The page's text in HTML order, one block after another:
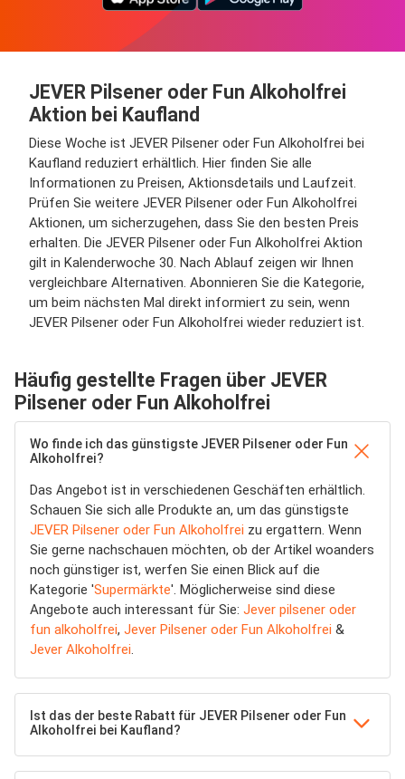
JEVER Pilsener oder Fun Alkoholfrei
Aktion bei Kaufland
Diese Woche ist JEVER Pilsener oder Fun Alkoholfrei bei
Kaufland reduziert erhältlich. Hier finden Sie alle
Informationen zu Preisen, Aktionsdetails und Laufzeit.
Prüfen Sie weitere JEVER Pilsener oder Fun Alkoholfrei
Aktionen, um sicherzugehen, dass Sie den besten Preis
erhalten. Die JEVER Pilsener oder Fun Alkoholfrei Aktion
gilt in Kalenderwoche 30. Nach Ablauf zeigen wir Ihnen
vergleichbare Alternativen. Abonnieren Sie die Kategorie,
um beim nächsten Mal direkt informiert zu sein, wenn
JEVER Pilsener oder Fun Alkoholfrei wieder reduziert ist.
Häufig gestellte Fragen über JEVER
Pilsener oder Fun Alkoholfrei
Wo finde ich das günstigste JEVER Pilsener oder Fun
Alkoholfrei?
Das Angebot ist in verschiedenen Geschäften erhältlich.
Schauen Sie sich alle Produkte an, um das günstigste
JEVER Pilsener oder Fun Alkoholfrei zu ergattern. Wenn
Sie gerne nachschauen möchten, ob der Artikel woanders
noch günstiger ist, werfen Sie einen Blick auf die
Kategorie 'Supermärkte'. Möglicherweise sind diese
Angebote auch interessant für Sie: Jever pilsener oder
fun alkoholfrei, Jever Pilsener oder Fun Alkoholfrei &
Jever Alkoholfrei.
Ist das der beste Rabatt für JEVER Pilsener oder Fun
Alkoholfrei bei Kaufland?